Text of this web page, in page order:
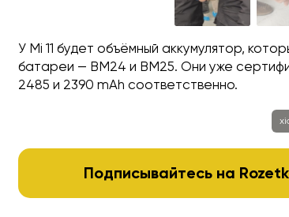
У Mi 11 будет объёмный аккумулятор,
батареи — BM24 и BM25. Они уже
2485 и 2390 mAh соответственно.
Подписывайтесь на